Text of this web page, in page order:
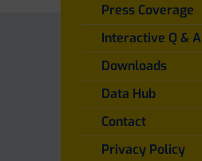
Press Coverage
Interactive Q & A
Downloads
Data Hub
Contact
Privacy Policy